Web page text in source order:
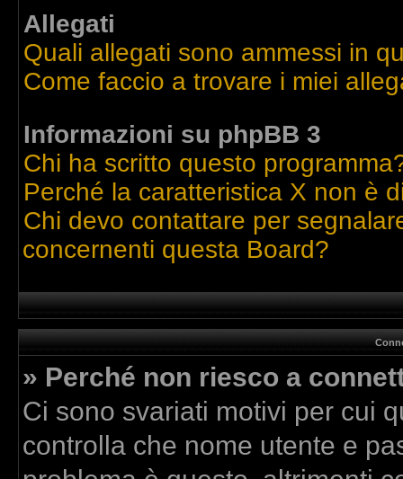
Allegati
Quali allegati sono ammessi in
Come faccio a trovare i miei
Informazioni su phpBB 3
Chi ha scritto questo
Perché la caratteristica X non è
Chi devo contattare per
concernenti questa Board?
» Perché non riesco a
Ci sono svariati motivi per cui
controlla che nome utente e